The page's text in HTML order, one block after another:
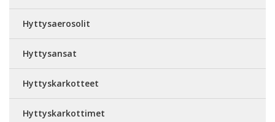
Hyttysaerosolit
Hyttysansat
Hyttyskarkotteet
Hyttyskarkottimet